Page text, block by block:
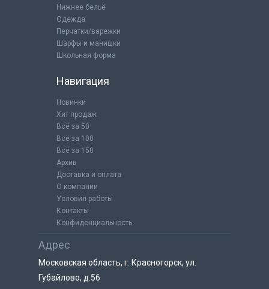
Нижнее бельё
Одежда
Перчатки/варежки
Шарфы и манишки
Школьная форма
Навигация
Новинки
Хит продаж
Всё за 50
Всё за 100
Всё за 150
Архив
Доставка и оплата
О компании
Условия работы
Контакты
Конфиденциальность
Адрес
Московская область, г. Красногорск, ул.
Губайлово, д.56